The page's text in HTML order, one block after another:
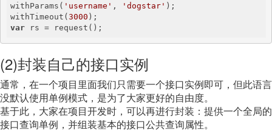
withParams( 'username' , 'dogstar' );
withTimeout( 3000
var rs = request();
(2)封装自己的接口实例
通常，在一个项目里面我们只需要一个接口实例即可，但此语言
没默认使用单例模式，是为了大家更好的自由度。
基于此，大家在项目开发时，可以再进行封装：提供一个全局的
接口查询单例，并组装基本的接口公共查询属性。